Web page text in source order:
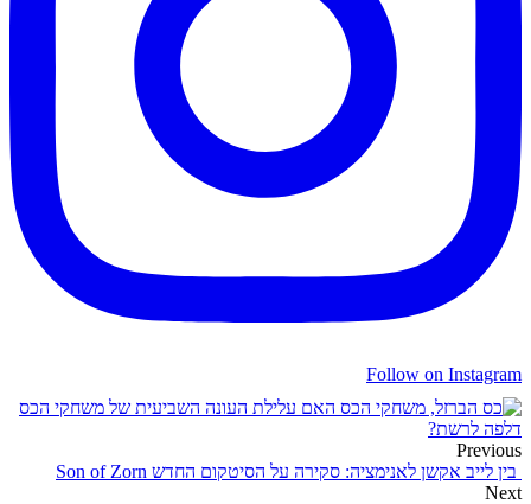
Follow on Instagram
האם עלילת העונה השביעית של משחקי הכס
דלפה לרשת?
Previous
בין לייב אקשן לאנימציה: סקירה על הסיטקום החדש Son of Zorn
Next